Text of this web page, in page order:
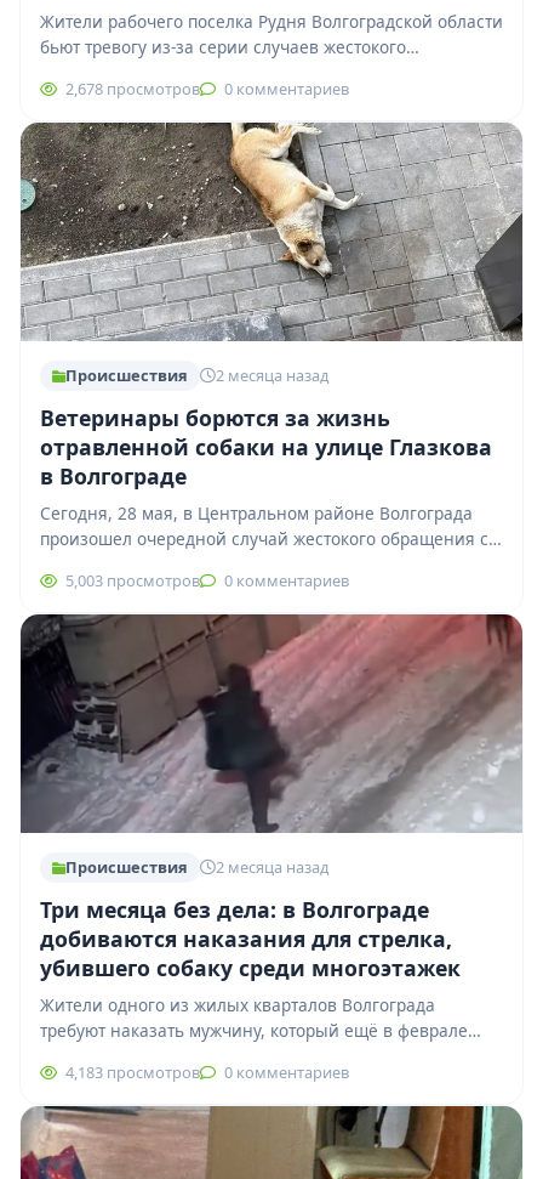
Жители рабочего поселка Рудня Волгоградской области
бьют тревогу из-за серии случаев жестокого
неизвестный…
2,678 просмотров 0 комментариев
Происшествия 2 месяца назад
Ветеринары борются за жизнь
отравленной собаки на улице Глазкова
в Волгограде
Сегодня, 28 мая, в Центральном районе Волгограда
произошел очередной случай жестокого обращения с
отравил…
5,003 просмотров 0 комментариев
Происшествия 2 месяца назад
Три месяца без дела: в Волгограде
добиваются наказания для стрелка,
убившего собаку среди многоэтажек
Жители одного из жилых кварталов Волгограда
требуют наказать мужчину, который ещё в феврале
4,183 просмотров 0 комментариев